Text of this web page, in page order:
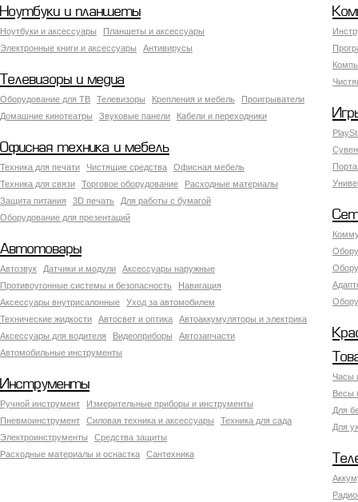
Ноутбуки и планшеты
Ноутбуки и аксессуары
Планшеты и аксессуары
Электронные книги и аксессуары
Антивирусы
Телевизоры и медиа
Оборудование для ТВ Телевизоры Крепления и мебель
Проигрыватели
Домашние кинотеатры
Звуковые панели Кабели и переходники
Офисная техника и мебель
Техника для печати Чистящие средства
Офисная мебель
Техника для связи
Торговое оборудование
Расходные материалы
Защита питания
3D печать
Для работы с бумагой
Оборудование для презентаций
Автотовары
Автозвук Датчики и модули
Аксессуары наружные
Противоугонные системы и безопасность
Навигация
Аксесcуары внутрисалонные
Уход за автомобилем
Технические жидкости
Автосвет и оптика
Автоаккумуляторы и электрика
Аксессуары для водителя
Видеоприборы
Автозапчасти
Автомобильные инструменты
Часы
Весы
Для
Для
Инструменты
Ручной инструмент
Измерительные приборы и инструменты
Пневмоинструмент
Силовая техника и аксессуары
Техника для сада
Электроинструменты
Средства защиты
Расходные материалы и оснастка
Сантехника